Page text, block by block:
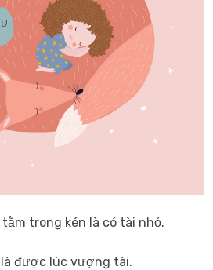
trong kén là có tài nhỏ.
được lúc vượng tài.